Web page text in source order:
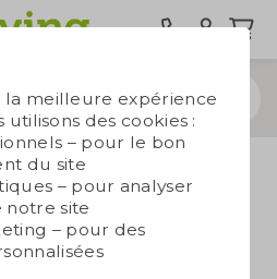
Stylo à bille en PET recyclé
PET
la meilleure expérience
des cookies :
– pour le bon
du site
– pour analyser
notre site
– pour des